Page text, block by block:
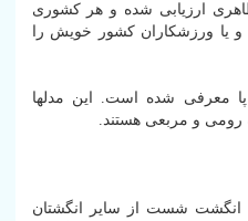
ارزیابی شده و هر کشوری
یا ورزشکاران کشور خویش را
پا معرفی شده است. این مدلها
رومی و مربعی هستند.
شست از سایر انگشتان